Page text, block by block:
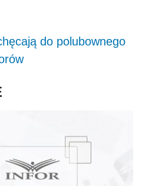
do polubownego